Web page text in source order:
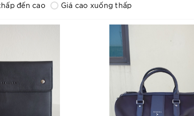
đến cao Giá cao xuống thấp